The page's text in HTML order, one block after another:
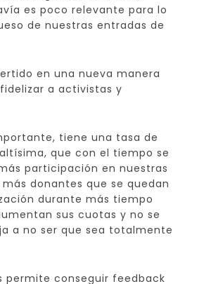
es poco relevante para lo
de nuestras entradas de
en una nueva manera
a activistas y
tiene una tasa de
que con el tiempo se
participación en nuestras
donantes que se quedan
durante más tiempo
sus cuotas y no se
a no ser que sea totalmente
permite conseguir feedback